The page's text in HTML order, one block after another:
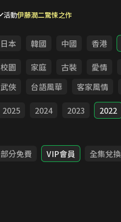
活動伊藤潤二驚悚之作
日本 韓國 中國 香港
校園 家庭 古裝 愛情
武俠 台語風華 客家風情
2025 2024 2023 2022
部分免費 VIP會員 全集兌換